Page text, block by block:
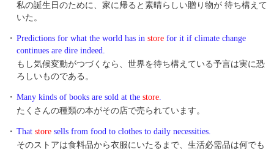
私の誕生日のために、家に帰ると素晴らしい贈り物が 待ち構えて
いた。
・ Predictions for what the world has in store for it if climate change
continues are dire indeed.
もし気候変動がつづくなら、世界を待ち構えている予言は実に恐
ろしいものである。
・ Many kinds of books are sold at the store.
たくさんの種類の本がその店で売られています。
・ That store sells from food to clothes to daily necessities.
そのストアは食料品から衣服にいたるまで、生活必需品は何でも